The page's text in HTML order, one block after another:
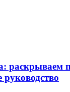
раскрываем